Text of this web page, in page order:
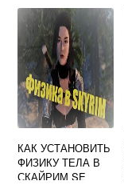
КАК УСТАНОВИТЬ
ФИЗИКУ ТЕЛА В
СКАЙРИМ SE